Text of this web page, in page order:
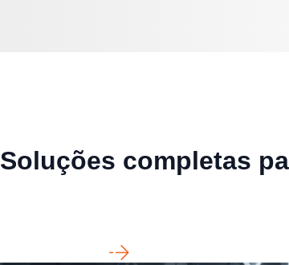
Soluções completas